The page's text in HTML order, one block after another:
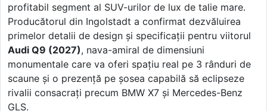
profitabil segment al SUV-urilor de lux de talie mare.
Producătorul din Ingolstadt a confirmat dezvăluirea
primelor detalii de design și specificații pentru viitorul
Audi Q9 (2027), nava-amiral de dimensiuni
monumentale care va oferi spațiu real pe 3 rânduri de
scaune și o prezență pe șosea capabilă să eclipseze
rivalii consacrați precum BMW X7 și Mercedes-Benz
GLS.